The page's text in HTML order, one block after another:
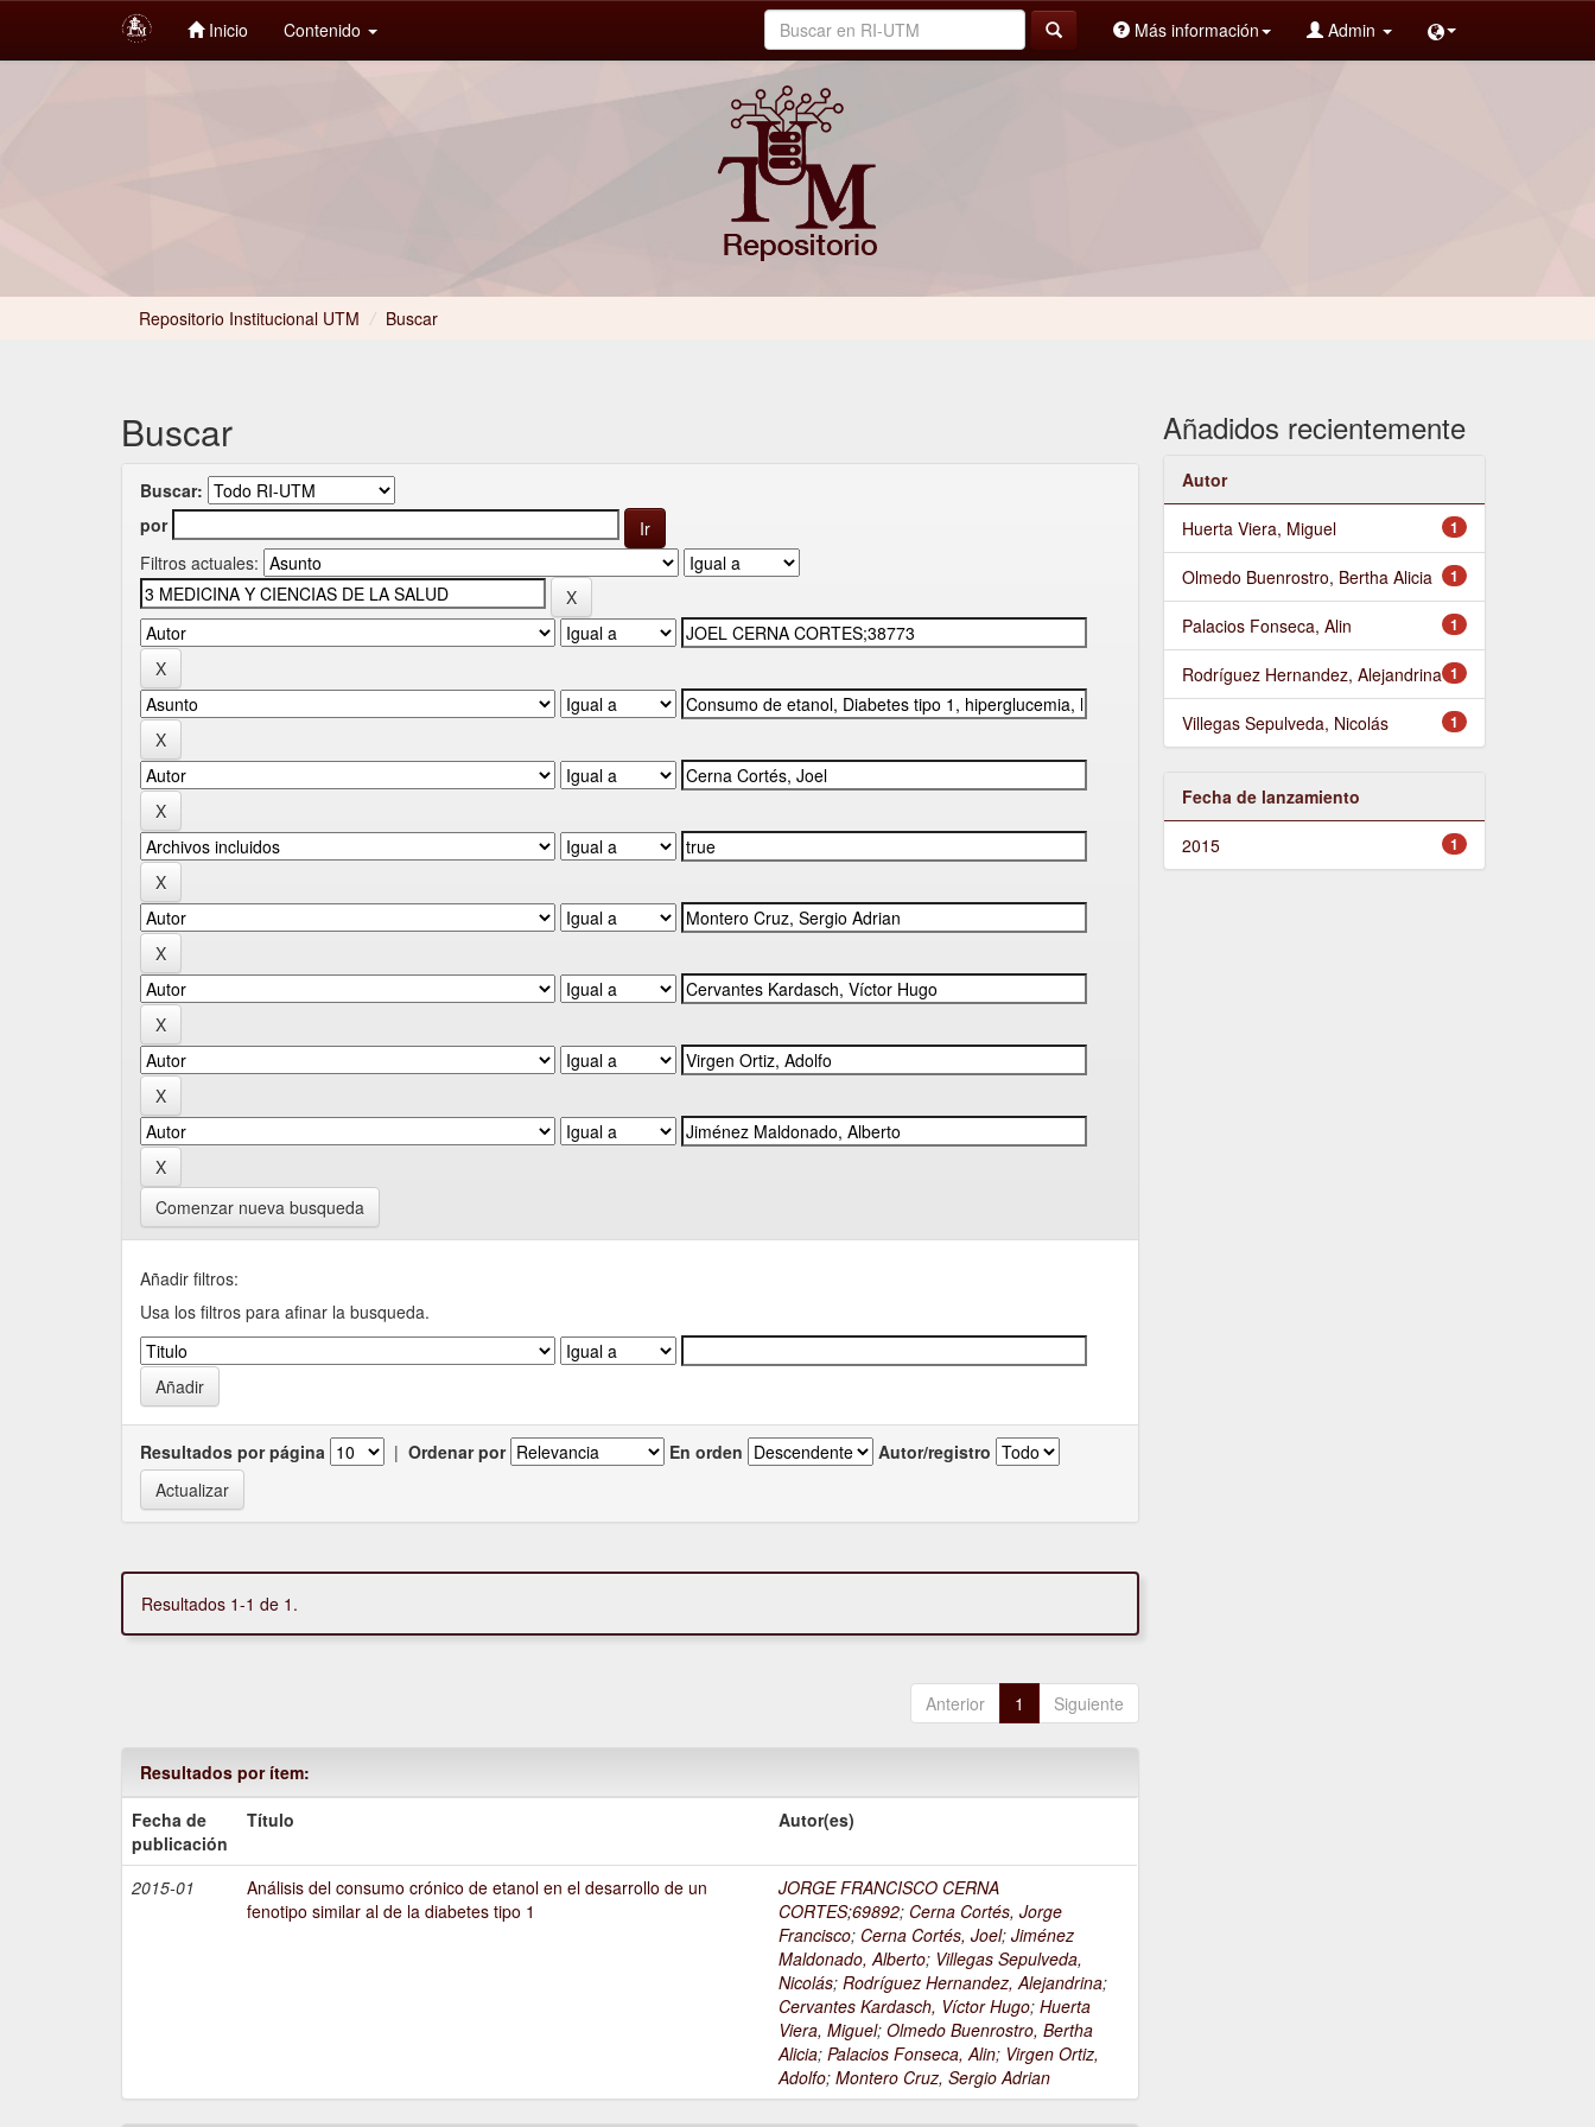
Inicio Contenido Más información Admin
Repositorio Institucional UTM / Buscar
Buscar
Buscar:
por
Filtros actuales:
Comenzar nueva busqueda
Añadir filtros:
Usa los filtros para afinar la busqueda.
Resultados por página | Ordenar por En orden Autor/registro
Resultados 1-1 de 1.
Anterior 1 Siguiente
Resultados por ítem:
Fecha de
publicación
Título Autor(es)
2015-01
Análisis del consumo crónico de etanol en el desarrollo de un
fenotipo similar al de la diabetes tipo 1
JORGE FRANCISCO CERNA
CORTES;69892; Cerna Cortés, Jorge
Francisco; Cerna Cortés, Joel;Jiménez
Maldonado, Alberto; Villegas Sepulveda,
Nicolás;Rodríguez Hernandez, Alejandrina;
Cervantes Kardasch, Víctor Hugo;Huerta
Viera, Miguel;Olmedo Buenrostro, Bertha
Alicia;Palacios Fonseca, Alin; Virgen Ortiz,
Adolfo;Montero Cruz, Sergio Adrian
Añadidos recientemente
Autor
1
Huerta Viera, Miguel
1
Olmedo Buenrostro, Bertha Alicia
1
Palacios Fonseca, Alin
1
Rodríguez Hernandez, Alejandrina
1
Villegas Sepulveda, Nicolás
Fecha de lanzamiento
1
2015